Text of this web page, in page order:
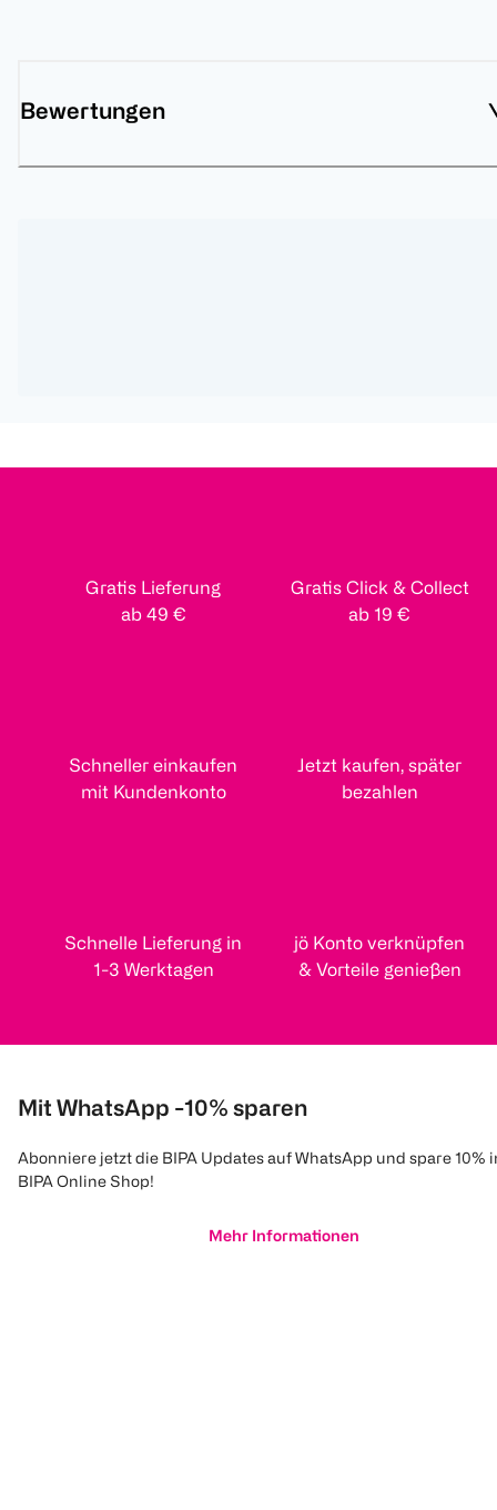
Bewertungen
Gratis Lieferung
ab 49 €
Gratis Click & Collect
ab 19 €
Schneller einkaufen
mit Kundenkonto
Jetzt kaufen, später
bezahlen
Schnelle Lieferung in
1-3 Werktagen
jö Konto verknüpfen
& Vorteile genießen
Mit WhatsApp -10% sparen
Abonniere jetzt die BIPA Updates auf WhatsApp und spare 10%
BIPA Online Shop!
Mehr Informationen